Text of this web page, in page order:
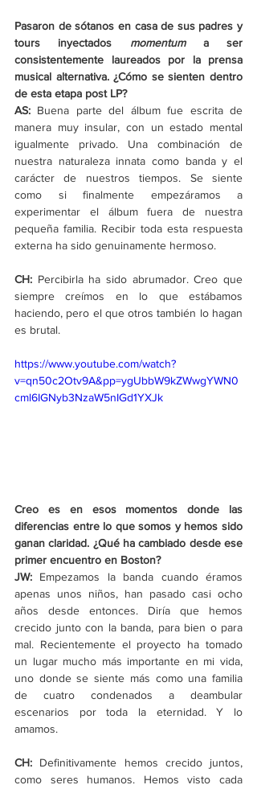
Pasaron de sótanos en casa de sus padres y
tours inyectados momentum a ser
consistentemente laureados por la prensa
musical alternativa. ¿Cómo se sienten dentro
de esta etapa post LP?
AS: Buena parte del álbum fue escrita de
manera muy insular, con un estado mental
igualmente privado. Una combinación de
nuestra naturaleza innata como banda y el
carácter de nuestros tiempos. Se siente
como si finalmente empezáramos a
experimentar el álbum fuera de nuestra
pequeña familia. Recibir toda esta respuesta
externa ha sido genuinamente hermoso.
CH: Percibirla ha sido abrumador. Creo que
siempre creímos en lo que estábamos
haciendo, pero el que otros también lo hagan
es brutal.
https://www.youtube.com/watch?
v=qn50c2Otv9A&pp=ygUbbW9kZWwgYWN0
cml6IGNyb3NzaW5nIGd1YXJk
Creo es en esos momentos donde las
diferencias entre lo que somos y hemos sido
ganan claridad. ¿Qué ha cambiado desde ese
primer encuentro en Boston?
JW: Empezamos la banda cuando éramos
apenas unos niños, han pasado casi ocho
años desde entonces. Diría que hemos
crecido junto con la banda, para bien o para
mal. Recientemente el proyecto ha tomado
un lugar mucho más importante en mi vida,
uno donde se siente más como una familia
de cuatro condenados a deambular
escenarios por toda la eternidad. Y lo
amamos.
CH: Definitivamente hemos crecido juntos,
como seres humanos. Hemos visto cada